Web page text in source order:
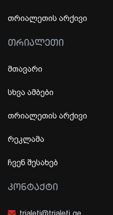
თრიალეთის არქივი
ᲗᲠᲘᲐᲚᲔᲗᲘ
მთავარი
სხვა ამბები
თრიალეთის არქივი
რეკლამა
ჩვენ შესახებ
ᲙᲝᲜᲢᲐᲥᲢᲘ